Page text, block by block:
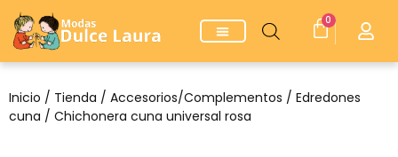
0
Inicio / Tienda / Accesorios/Complementos / Edredones
cuna / Chichonera cuna universal rosa